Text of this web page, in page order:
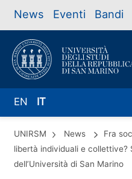
News Eventi Bandi
EN IT
UNIRSM News
Fra
libertà individuali e collettive?
dell’Università di San Marino